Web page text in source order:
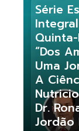
Série
“Dos
Uma
A
Dr.
Jordão